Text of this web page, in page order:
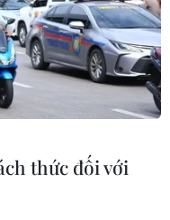
gọi xe công
thức đối với